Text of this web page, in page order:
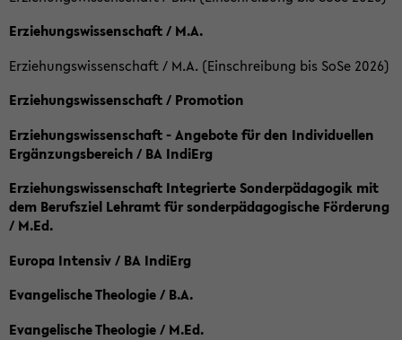
Erziehungswissenschaft / M.A.
Erziehungswissenschaft / M.A. (Einschreibung bis SoSe 2026)
Erziehungswissenschaft / Promotion
Erziehungswissenschaft - Angebote für den Individuellen
Ergänzungsbereich / BA IndiErg
Erziehungswissenschaft Integrierte Sonderpädagogik mit
dem Berufsziel Lehramt für sonderpädagogische Förderung
/ M.Ed.
Europa Intensiv / BA IndiErg
Evangelische Theologie / B.A.
Evangelische Theologie / M.Ed.